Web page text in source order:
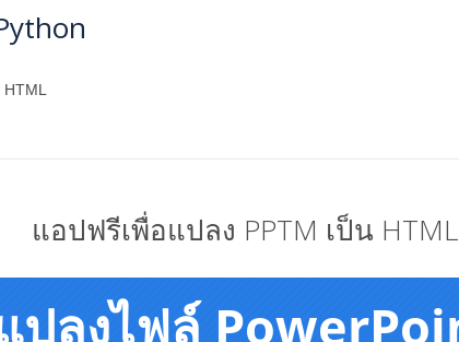
แอปฟรีเพื่อแปลง PPTM เป็น HTML